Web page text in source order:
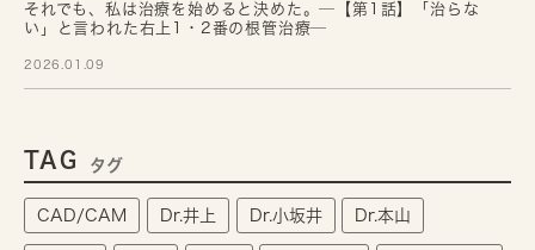
それでも、私は治療を始めると決めた。─【第1話】「治らな
い」と言われた右上1・2番の根管治療─
2026.01.09
TAG タグ
CAD/CAM Dr.井上 Dr.小坂井 Dr.本山